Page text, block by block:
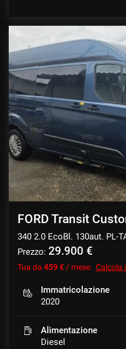
FORD Transit
340 2.0 EcoBl. 130aut. PL-
Prezzo: 29.900 €
Tua da 459 € / mese Calcola
Immatricolazione
2020
Alimentazione
Diesel